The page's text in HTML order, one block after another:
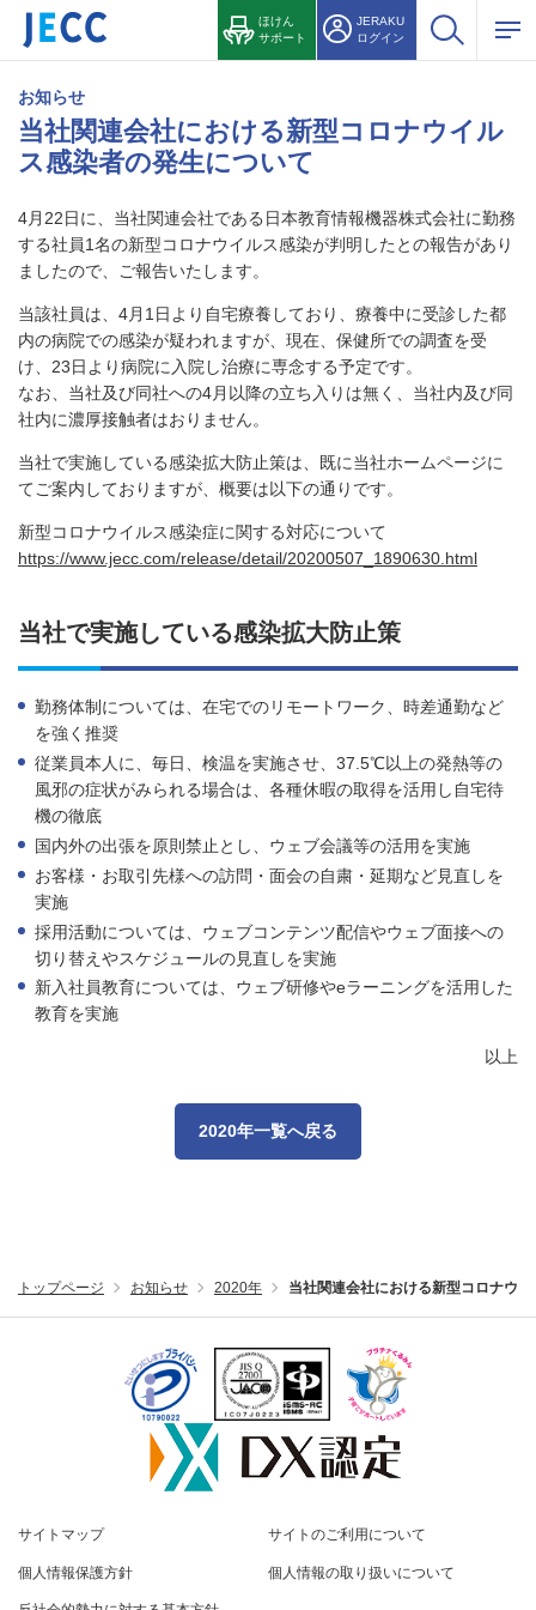
ほけん
サポート
JERAKU
ログイン
お知らせ
当社関連会社における新型コロナウイル
ス感染者の発生について
4月22日に、当社関連会社である日本教育情報機器株式会社に勤務
する社員1名の新型コロナウイルス感染が判明したとの報告があり
ましたので、ご報告いたします。
当該社員は、4月1日より自宅療養しており、療養中に受診した都
内の病院での感染が疑われますが、現在、保健所での調査を受
け、23日より病院に入院し治療に専念する予定です。
なお、当社及び同社への4月以降の立ち入りは無く、当社内及び同
社内に濃厚接触者はおりません。
当社で実施している感染拡大防止策は、既に当社ホームページに
てご案内しておりますが、概要は以下の通りです。
新型コロナウイルス感染症に関する対応について
https://www.jecc.com/release/detail/20200507_1890630.html
当社で実施している感染拡大防止策
勤務体制については、在宅でのリモートワーク、時差通勤など
を強く推奨
従業員本人に、毎日、検温を実施させ、37.5℃以上の発熱等の
風邪の症状がみられる場合は、各種休暇の取得を活用し自宅待
機の徹底
国内外の出張を原則禁止とし、ウェブ会議等の活用を実施
お客様・お取引先様への訪問・面会の自粛・延期など見直しを
実施
採用活動については、ウェブコンテンツ配信やウェブ面接への
切り替えやスケジュールの見直しを実施
新入社員教育については、ウェブ研修やeラーニングを活用した
教育を実施
以上
2020年一覧へ戻る
トップページ お知らせ 2020年 当社関連会社における新型コロナウ
サイトマップ サイトのご利用について
個人情報保護方針 個人情報の取り扱いについて